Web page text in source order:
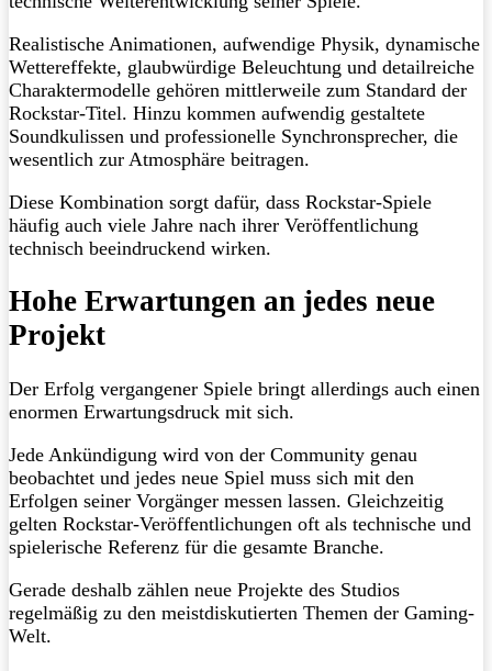
Realistische Animationen, aufwendige Physik, dynamische
Wettereffekte, glaubwürdige Beleuchtung und detailreiche
Charaktermodelle gehören mittlerweile zum Standard der
Rockstar-Titel. Hinzu kommen aufwendig gestaltete
Soundkulissen und professionelle Synchronsprecher, die
wesentlich zur Atmosphäre beitragen.
Diese Kombination sorgt dafür, dass Rockstar-Spiele
häufig auch viele Jahre nach ihrer Veröffentlichung
technisch beeindruckend wirken.
Hohe Erwartungen an jedes neue
Projekt
Der Erfolg vergangener Spiele bringt allerdings auch einen
enormen Erwartungsdruck mit sich.
Jede Ankündigung wird von der Community genau
beobachtet und jedes neue Spiel muss sich mit den
Erfolgen seiner Vorgänger messen lassen. Gleichzeitig
gelten Rockstar-Veröffentlichungen oft als technische und
spielerische Referenz für die gesamte Branche.
Gerade deshalb zählen neue Projekte des Studios
regelmäßig zu den meistdiskutierten Themen der Gaming-
Welt.